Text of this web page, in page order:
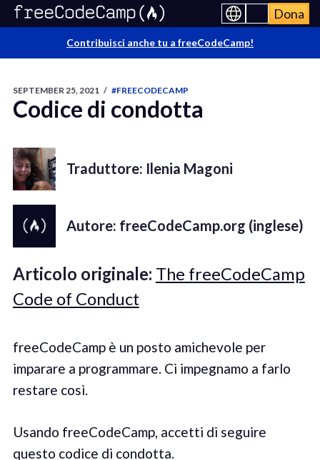
Dona
Contribuisci anche tu a freeCodeCamp!
SEPTEMBER 25, 2021 / #FREECODECAMP
Codice di condotta
Traduttore: Ilenia Magoni
Autore: freeCodeCamp.org (inglese)
Articolo originale: The freeCodeCamp
Code of Conduct
freeCodeCamp è un posto amichevole per
imparare a programmare. Ci impegnamo a farlo
restare così.
Usando freeCodeCamp, accetti di seguire
questo codice di condotta.